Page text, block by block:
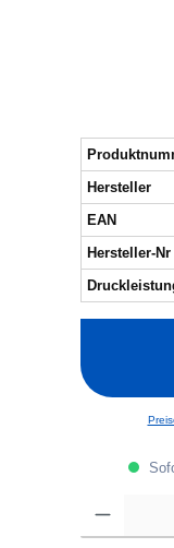
Hersteller
EAN
Hersteller-Nr